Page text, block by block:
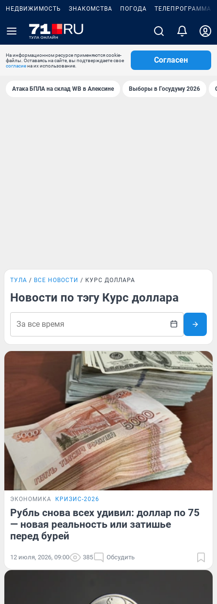
НЕДВИЖИМОСТЬ ЗНАКОМСТВА ПОГОДА ТЕЛЕПРОГРАММА
На информационном ресурсе применяются cookie-
файлы. Оставаясь на сайте, вы подтверждаете свое
согласиена их использование.
Согласен
Атака БПЛА на склад WB в Алексине Выборы в Госудуму 2026
ТУЛА ВСЕ НОВОСТИ КУРС ДОЛЛАРА
Новости по тэгу Курс доллара
ЭКОНОМИКА КРИЗИС-2026
Рубль снова всех удивил: доллар по 75
— новая реальность или затишье
перед бурей
12 июля, 2026, 09:00 385 Обсудить